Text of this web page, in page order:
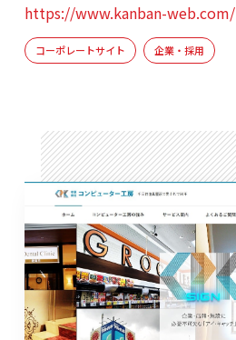
https://www.kanban-web.com/
コーポレートサイト 企業・採用